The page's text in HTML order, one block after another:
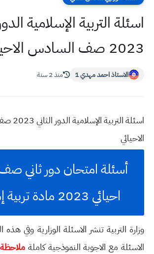
اسئلة التربية الإسلامية
2023 صف السادس الاحيائي
الاستاذ احمد مهدي 1 منذ 2 سنة
اسئلة
الاحيائي
أسئلة امتحان دور ثاني
احيائي 2023 مادة تربية إسلامية
وزارة التربية تنشر الاسئلة الوزارية وفي
الاسئلة مع الاجوبة النموذجية كاملة